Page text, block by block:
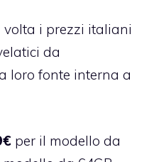
i prezzi italiani
da
loro fonte interna a
per il modello da